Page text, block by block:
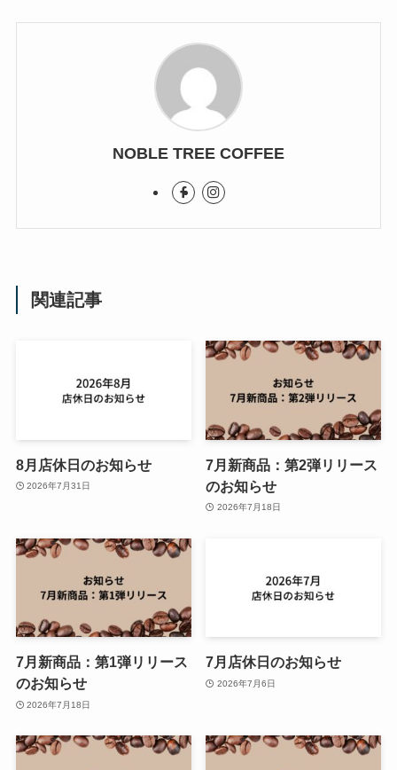
NOBLE TREE COFFEE
関連記事
8月店休日のお知らせ
2026年7月31日
7月新商品：第2弾リリース
のお知らせ
2026年7月18日
7月新商品：第1弾リリース
のお知らせ
2026年7月18日
7月店休日のお知らせ
2026年7月6日